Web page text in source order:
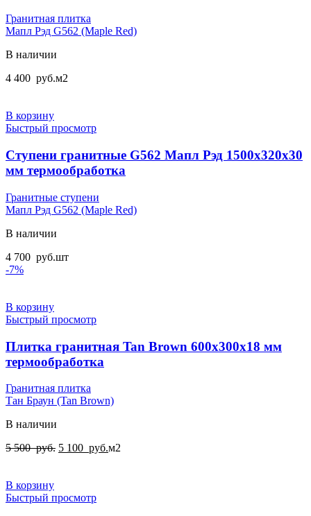
Гранитная плитка
Мапл Рэд G562 (Maple Red)
В наличии
4 400 руб.м2
В корзину
Быстрый просмотр
Ступени гранитные G562 Мапл Рэд 1500x320x30
мм термообработка
Гранитные ступени
Мапл Рэд G562 (Maple Red)
В наличии
4 700 руб.шт
-7%
В корзину
Быстрый просмотр
Плитка гранитная Tan Brown 600x300x18 мм
термообработка
Гранитная плитка
Тан Браун (Tan Brown)
В наличии
5 500руб. Первоначальная
500
5 100 руб.Текущая
м2
В корзину
Быстрый просмотр